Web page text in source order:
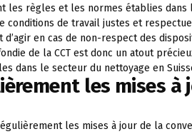
les règles et les normes établies dans
conditions de travail justes et
en cas de non-respect des
de la CCT est donc un atout
dans le secteur du nettoyage en
les mises à
les mises à jour de la